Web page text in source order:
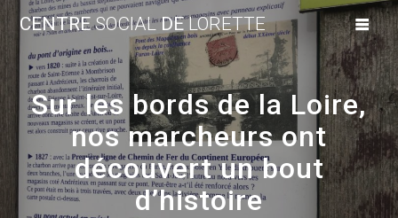
to
content
CENTRESOCIALDELORETTE
Sur les bords de la Loire,
nos marcheurs ont
découvert un bout
d’histoire